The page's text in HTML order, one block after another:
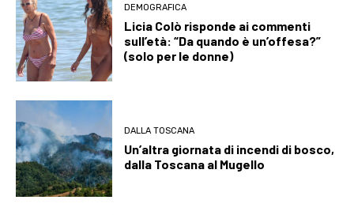
DEMOGRAFICA
Licia Colò risponde ai commenti
sull’età: “Da quando è un’offesa?”
(solo per le donne)
DALLA TOSCANA
Un’altra giornata di incendi di bosco,
dalla Toscana al Mugello